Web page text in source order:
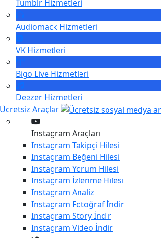
Tumblr Hizmetleri
Audiomack Hizmetleri
VK Hizmetleri
Bigo Live Hizmetleri
Deezer Hizmetleri
Ücretsiz Araçlar
Instagram Araçları
Instagram Takipçi Hilesi
Instagram Beğeni Hilesi
Instagram Yorum Hilesi
Instagram İzlenme Hilesi
Instagram Analiz
Instagram Fotoğraf İndir
Instagram Story İndir
Instagram Video İndir